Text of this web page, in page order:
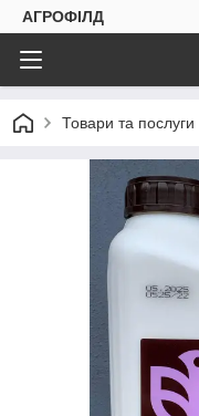
АГРОФІЛД
Товари та послуги